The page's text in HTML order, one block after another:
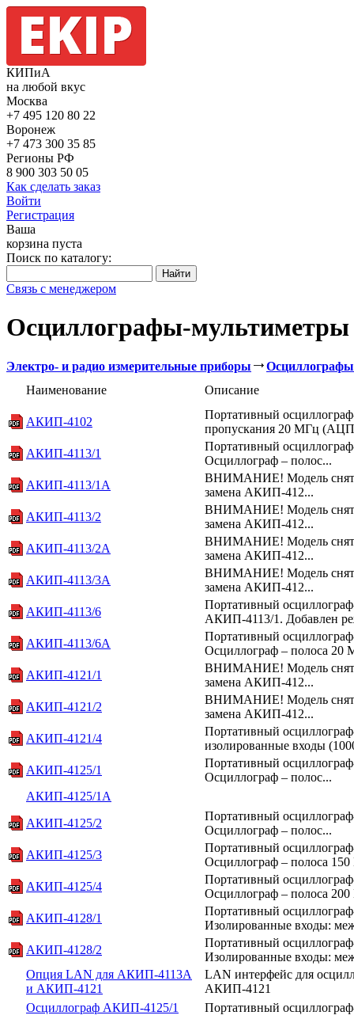
КИПиА
на любой вкус
Москва
+7 495 120 80 22
Воронеж
+7 473 300 35 85
Регионы РФ
8 900 303 50 05
Как сделать заказ
Войти
Регистрация
Ваша
корзина пуста
Поиск по каталогу:
Связь с менеджером
Осциллографы-мультиметры
Электро- и радио измерительные приборы
Осциллографы
Наименование
Описание
АКИП-4102
Портативный
пропускания 20 МГц
АКИП-4113/1
Портативный
Осциллограф – полос...
АКИП-4113/1А
ВНИМАНИЕ! Модель снята
замена АКИП-412...
АКИП-4113/2
ВНИМАНИЕ! Модель снята
замена АКИП-412...
АКИП-4113/2А
ВНИМАНИЕ! Модель снята
замена АКИП-412...
АКИП-4113/3А
ВНИМАНИЕ! Модель снята
замена АКИП-412...
АКИП-4113/6
Портативный
АКИП-4113/1. Добавлен
АКИП-4113/6А
Портативный
Осциллограф – полоса 20
АКИП-4121/1
ВНИМАНИЕ! Модель снята
замена АКИП-412...
АКИП-4121/2
ВНИМАНИЕ! Модель снята
замена АКИП-412...
АКИП-4121/4
Портативный
изолированные входы
АКИП-4125/1
Портативный
Осциллограф – полос...
АКИП-4125/1А
АКИП-4125/2
Портативный
Осциллограф – полос...
АКИП-4125/3
Портативный
Осциллограф – полоса
АКИП-4125/4
Портативный
Осциллограф – полоса
АКИП-4128/1
Портативный
Изолированные входы:
АКИП-4128/2
Портативный
Изолированные входы:
Опция LAN для АКИП-4113А
и АКИП-4121
LAN интерфейс для
АКИП-4121
Осциллограф АКИП-4125/1
Портативный